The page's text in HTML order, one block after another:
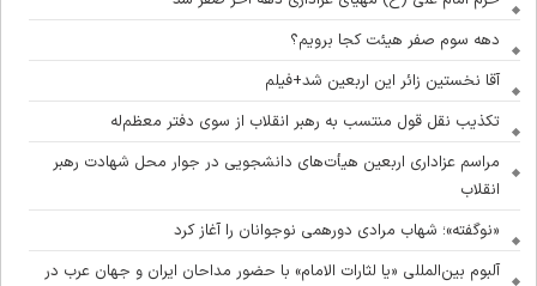
دهه سوم صفر هیئت کجا برویم؟
آقا نخستین زائر این اربعین شد+فیلم
تکذیب نقل قول منتسب به رهبر انقلاب از سوی دفتر معظم‌له
مراسم عزاداری اربعین هیأت‌های دانشجویی در جوار محل شهادت رهبر
انقلاب
«نوگفته»؛ شهاب مرادی دورهمی نوجوانان را آغاز کرد
آلبوم بین‌المللی «یا لثارات الامام» با حضور مداحان ایران و جهان عرب در